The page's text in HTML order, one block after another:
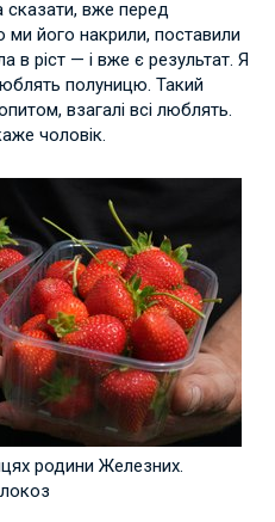
вже перед
його накрили, поставили
в ріст — і вже є результат. Я
полуницю. Такий
взагалі всі люблять.
чоловік.
родини Железних.